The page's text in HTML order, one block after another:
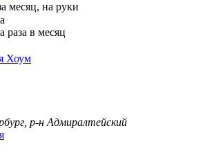
месяц, на руки
в месяц
Хоум
р-н Адмиралтейский